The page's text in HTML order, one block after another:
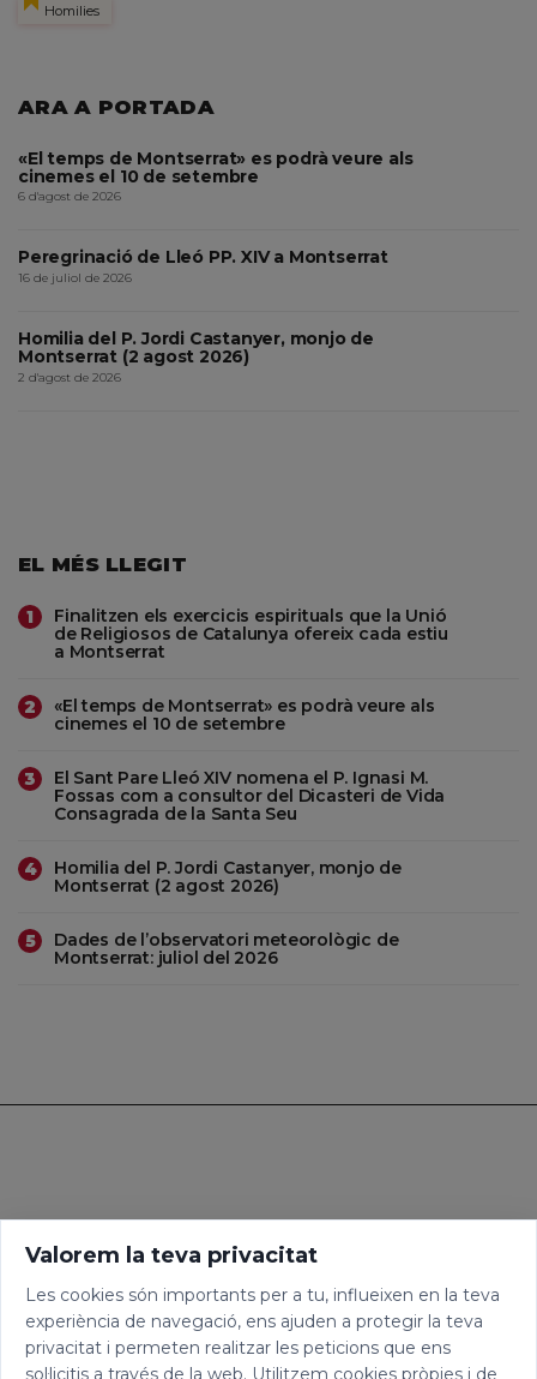
Homilies
ARA A PORTADA
«El temps de Montserrat» es podrà veure als
cinemes el 10 de setembre
6 d'agost de 2026
Peregrinació de Lleó PP. XIV a Montserrat
16 de juliol de 2026
Homilia del P. Jordi Castanyer, monjo de
Montserrat (2 agost 2026)
2 d'agost de 2026
EL MÉS LLEGIT
1
Finalitzen els exercicis espirituals que la Unió
de Religiosos de Catalunya ofereix cada estiu
a Montserrat
2
«El temps de Montserrat» es podrà veure als
cinemes el 10 de setembre
3
El Sant Pare Lleó XIV nomena el P. Ignasi M.
Fossas com a consultor del Dicasteri de Vida
Consagrada de la Santa Seu
4
Homilia del P. Jordi Castanyer, monjo de
Montserrat (2 agost 2026)
5
Dades de l’observatori meteorològic de
Montserrat: juliol del 2026
Valorem la teva privacitat
Les cookies són importants per a tu, influeixen en la teva
experiència de navegació, ens ajuden a protegir la teva
privacitat i permeten realitzar les peticions que ens
sol·licitis a través de la web. Utilitzem cookies pròpies i de